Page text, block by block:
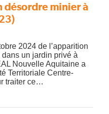
désordre minier à
2024 de l’apparition
dans un jardin privé à
Nouvelle Aquitaine a
Territoriale Centre-
traiter ce…